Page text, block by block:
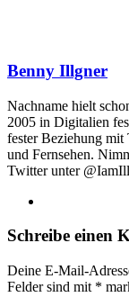
Benny Illgner
Nachname hielt
2005 in Digitalien
fester Beziehung mit
und Fernsehen.
Twitter unter
Schreibe einen
Deine E-Mail-
Felder sind mit *